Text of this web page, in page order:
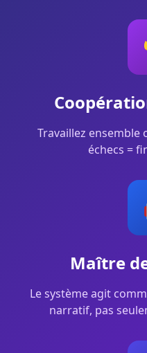
Travaillez ensemble
échecs =
Maître
Le système agit
narratif, pas